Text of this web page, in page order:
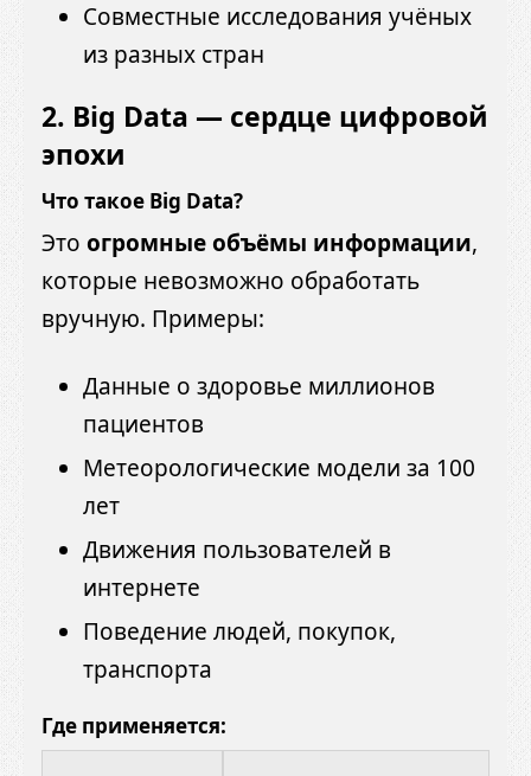
Совместные исследования учёных
из разных стран
2. Big Data — сердце цифровой
эпохи
Что такое Big Data?
Это огромные объёмы информации,
которые невозможно обработать
вручную. Примеры:
Данные о здоровье миллионов
пациентов
Метеорологические модели за 100
лет
Движения пользователей в
интернете
Поведение людей, покупок,
транспорта
Где применяется: